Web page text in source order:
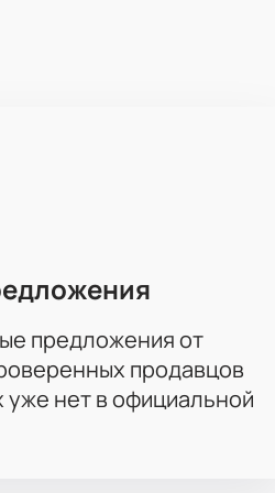
зависит от расположения
подобрать лучший
произведений!
предложения от
продавцов
нет в официальной